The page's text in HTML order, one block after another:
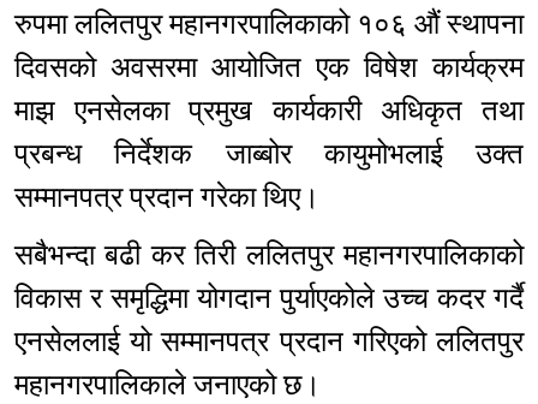
रुपमा ललितपुर महानगरपालिकाको १०६ औं स्थापना
दिवसको अवसरमा आयोजित एक विषेश कार्यक्रम
माझ एनसेलका प्रमुख कार्यकारी अधिकृत तथा
प्रबन्ध निर्देशक जाब्बोर कायुमोभलाई उक्त
सम्मानपत्र प्रदान गरेका थिए।
सबैभन्दा बढी कर तिरी ललितपुर महानगरपालिकाको
विकास र समृद्धिमा योगदान पुर्याएकोले उच्च कदर गर्दै
एनसेललाई यो सम्मानपत्र प्रदान गरिएको ललितपुर
महानगरपालिकाले जनाएको छ।